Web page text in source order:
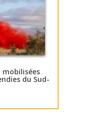
mobilisées
du Sud-